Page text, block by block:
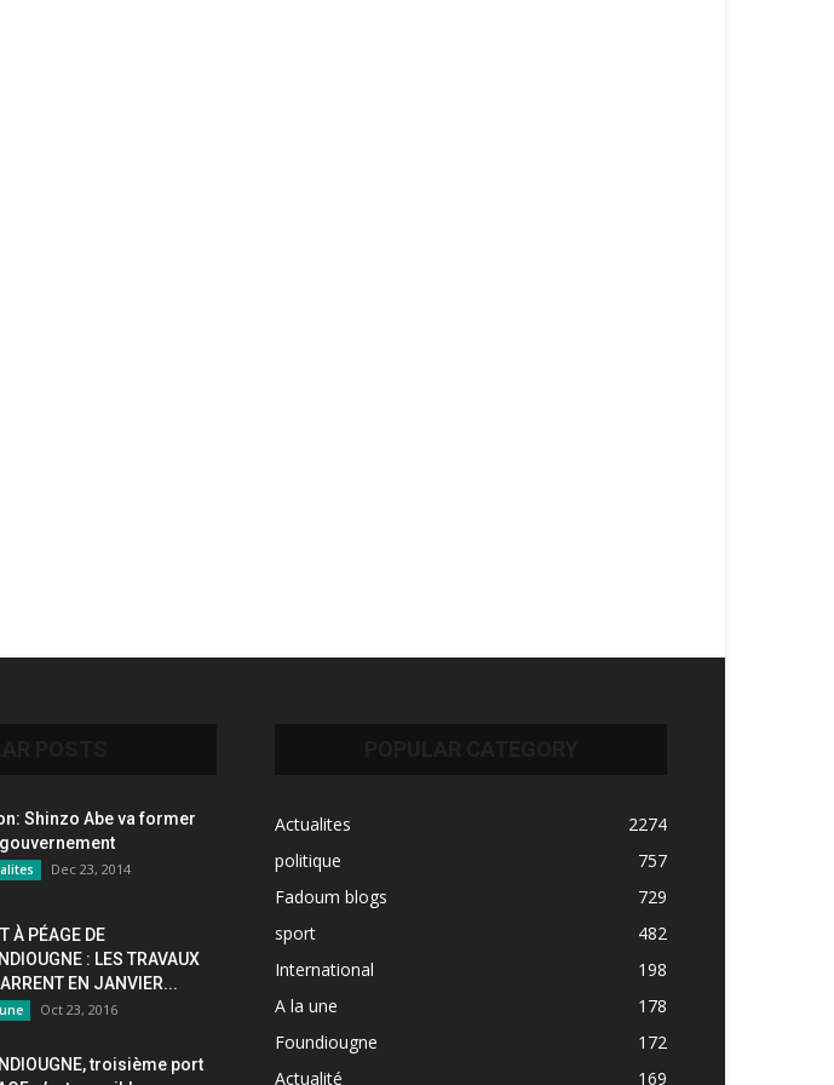
Shinzo Abe va former
Dec 23, 2014
À PÉAGE DE
: LES TRAVAUX
EN JANVIER...
Oct 23, 2016
troisième port
Actualites
2274
politique
757
Fadoum blogs
729
sport
482
International
198
A la une
178
Foundiougne
172
Actualité
169